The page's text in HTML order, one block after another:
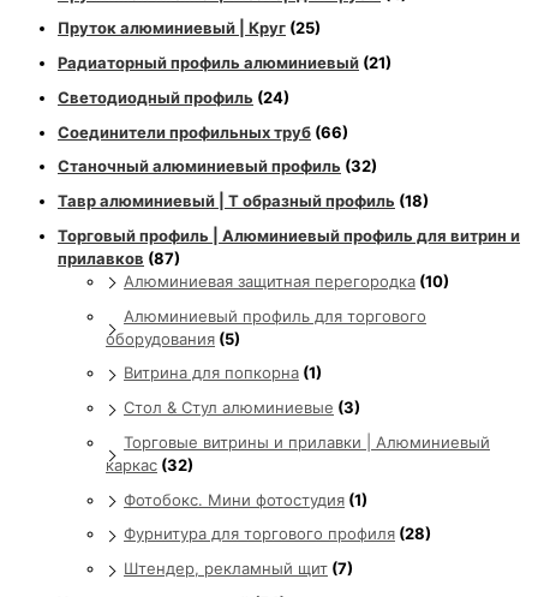
Пруток алюминиевый | Круг (25)
Радиаторный профиль алюминиевый (21)
Светодиодный профиль (24)
Соединители профильных труб (66)
Станочный алюминиевый профиль (32)
Тавр алюминиевый | Т образный профиль (18)
Торговый профиль | Алюминиевый профиль для витрин и
прилавков (87)
Алюминиевая защитная перегородка (10)
Алюминиевый профиль для торгового
оборудования (5)
Витрина для попкорна (1)
Стол & Стул алюминиевые (3)
Торговые витрины и прилавки | Алюминиевый
каркас (32)
Фотобокс. Мини фотостудия (1)
Фурнитура для торгового профиля (28)
Штендер, рекламный щит (7)